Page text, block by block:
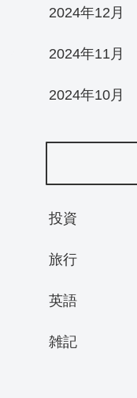
2024年12月
2024年11月
2024年10月
投資
旅行
英語
雑記